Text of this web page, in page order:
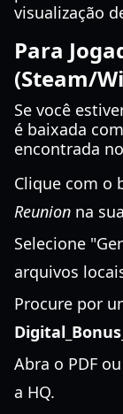
visualização
Para
(Steam/
Se você
é baixada
encontrada
Clique com o
Reunion na
Selecione
arquivos
Procure por
Abra o PDF
a HQ.